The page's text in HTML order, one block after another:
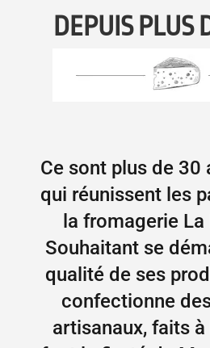
DEPUIS PLUS
Ce sont plus de 30
qui réunissent les
la fromagerie
Souhaitant se
qualité de ses
confectionne
artisanaux, faits